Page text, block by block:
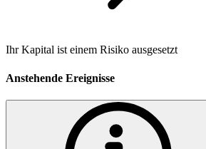
Ihr Kapital ist einem Risiko ausgesetzt
Anstehende Ereignisse